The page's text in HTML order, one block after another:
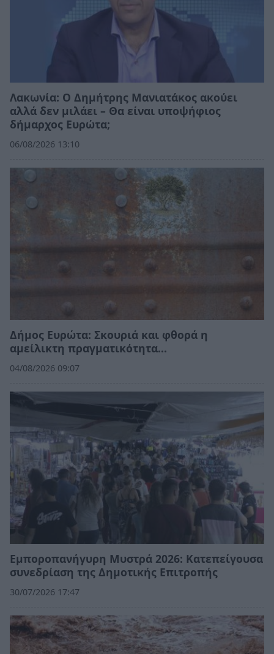
Λακωνία: Ο Δημήτρης Μανιατάκος ακούει
αλλά δεν μιλάει – Θα είναι υποψήφιος
δήμαρχος Ευρώτα;
06/08/2026 13:10
Δήμος Ευρώτα: Σκουριά και φθορά η
αμείλικτη πραγματικότητα…
04/08/2026 09:07
Εμποροπανήγυρη Μυστρά 2026: Κατεπείγουσα
συνεδρίαση της Δημοτικής Επιτροπής
30/07/2026 17:47